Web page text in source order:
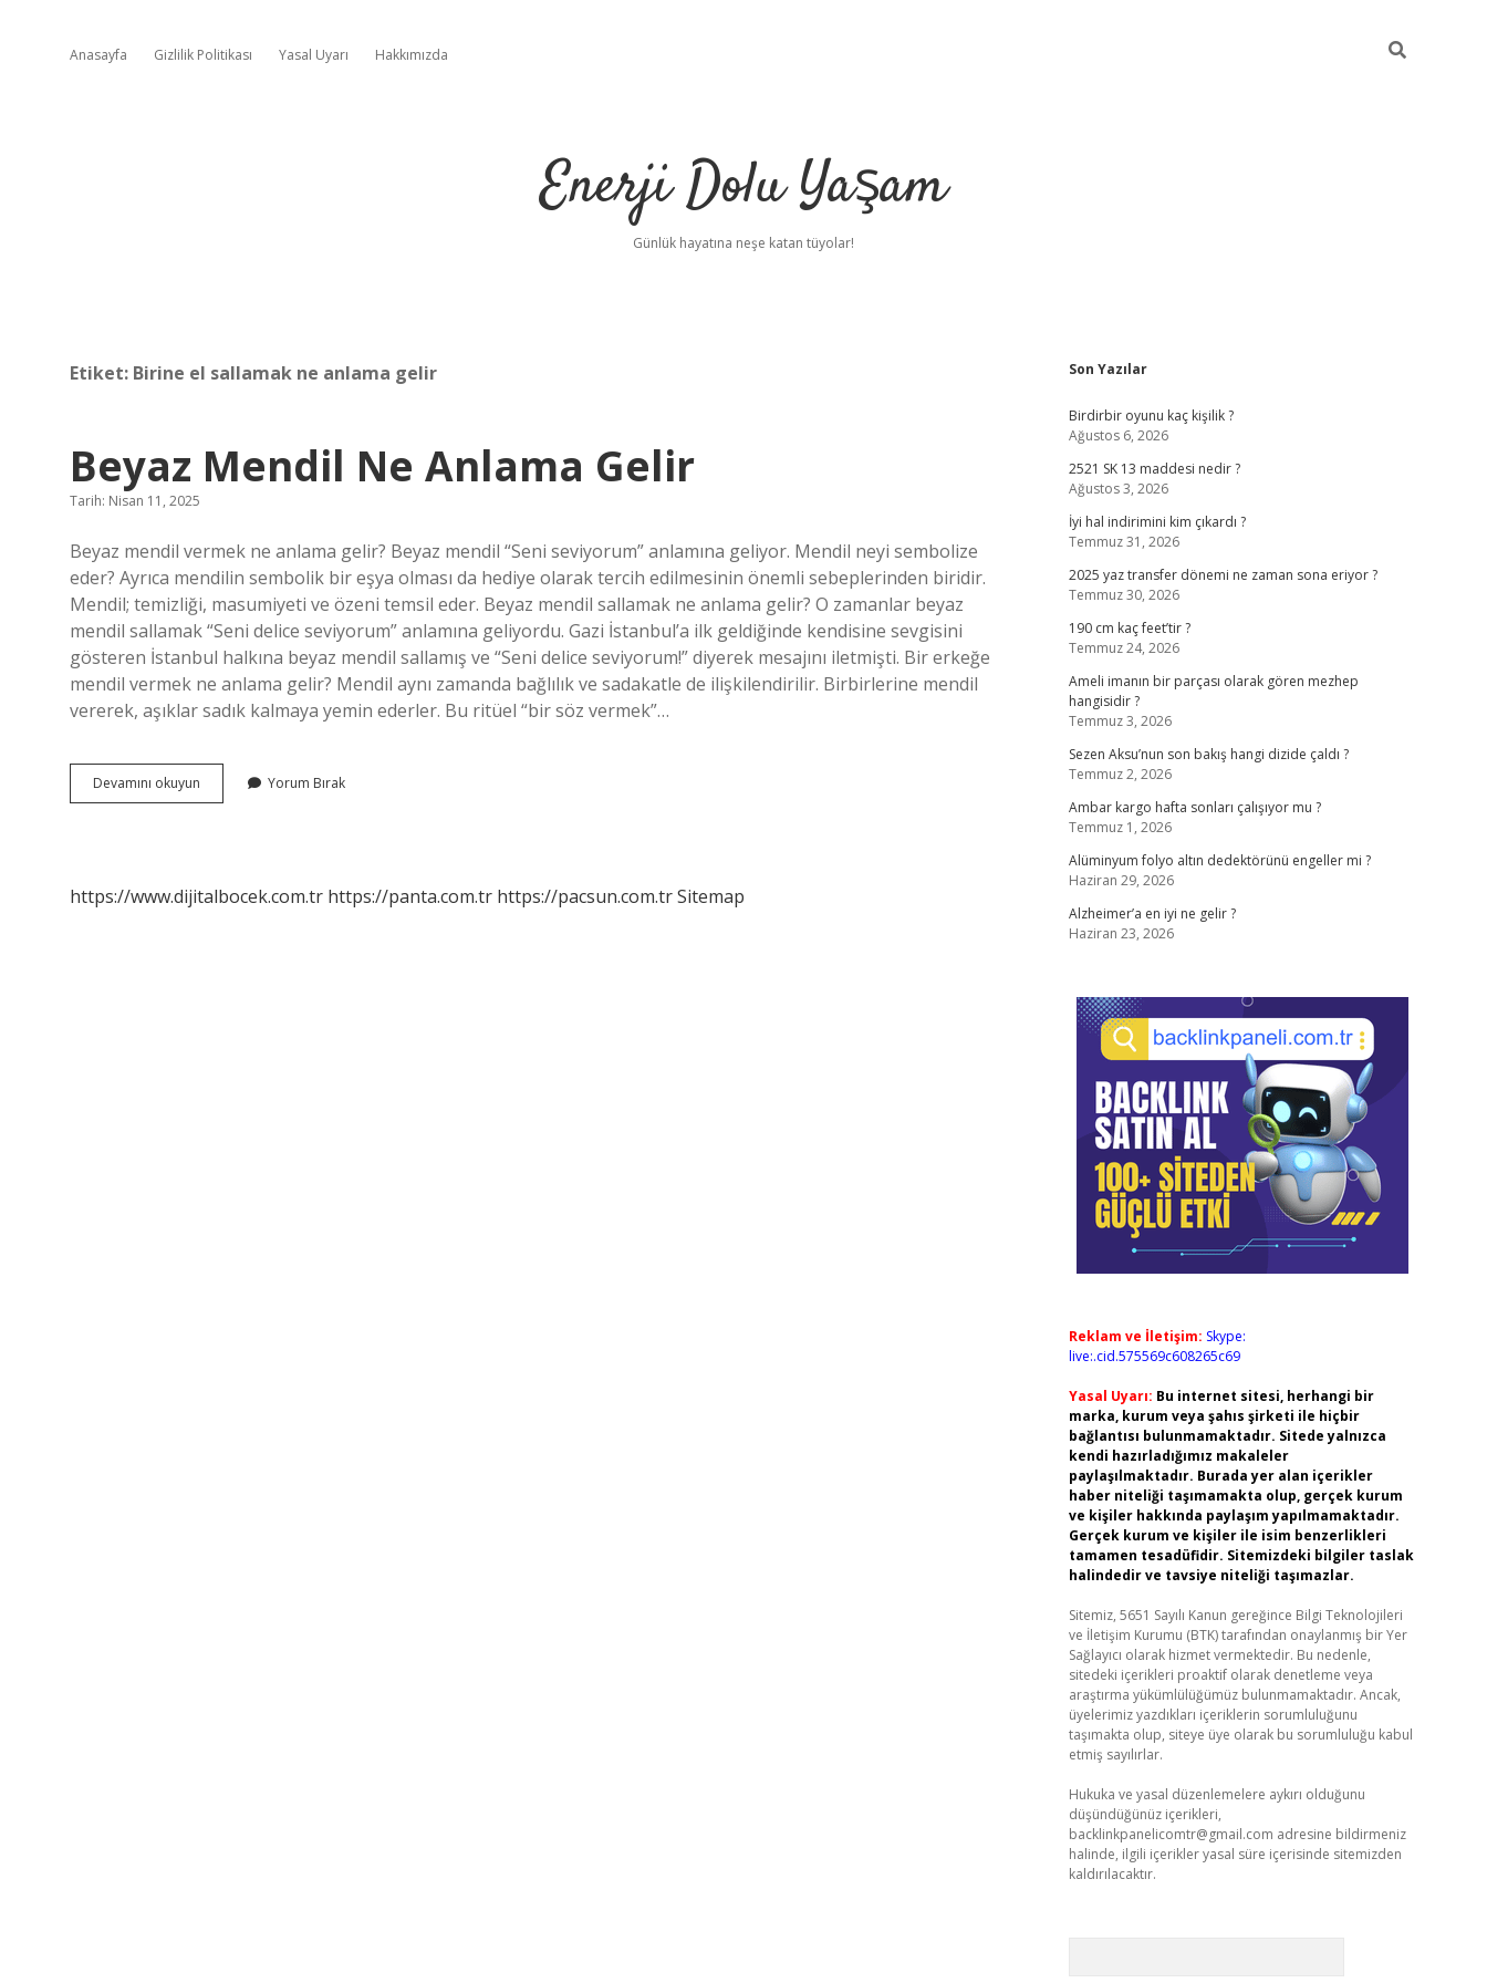
Anasayfa Gizlilik Politikası Yasal Uyarı Hakkımızda
Enerji Dolu Yaşam
Günlük hayatına neşe katan tüyolar!
Etiket: Birine el sallamak ne anlama gelir
Beyaz Mendil Ne Anlama Gelir
Tarih: Nisan 11, 2025
Beyaz mendil vermek ne anlama gelir? Beyaz mendil “Seni seviyorum” anlamına geliyor. Mendil neyi sembolize
eder? Ayrıca mendilin sembolik bir eşya olması da hediye olarak tercih edilmesinin önemli sebeplerinden biridir.
Mendil; temizliği, masumiyeti ve özeni temsil eder. Beyaz mendil sallamak ne anlama gelir? O zamanlar beyaz
mendil sallamak “Seni delice seviyorum” anlamına geliyordu. Gazi İstanbul’a ilk geldiğinde kendisine sevgisini
gösteren İstanbul halkına beyaz mendil sallamış ve “Seni delice seviyorum!” diyerek mesajını iletmişti. Bir erkeğe
mendil vermek ne anlama gelir? Mendil aynı zamanda bağlılık ve sadakatle de ilişkilendirilir. Birbirlerine mendil
vererek, aşıklar sadık kalmaya yemin ederler. Bu ritüel “bir söz vermek”…
Devamını okuyun
Mendil
Yorum Bırak
https://www.dijitalbocek.com.tr https://panta.com.tr https://pacsun.com.trSitemap
Sidebar
Son Yazılar
Birdirbir oyunu kaç kişilik ?
Ağustos 6, 2026
2521 SK 13 maddesi nedir ?
Ağustos 3, 2026
İyi hal indirimini kim çıkardı ?
Temmuz 31, 2026
2025 yaz transfer dönemi ne zaman sona eriyor ?
Temmuz 30, 2026
190 cm kaç feet’tir ?
Temmuz 24, 2026
Ameli imanın bir parçası olarak gören mezhep
hangisidir ?
Temmuz 3, 2026
Sezen Aksu’nun son bakış hangi dizide çaldı ?
Temmuz 2, 2026
Ambar kargo hafta sonları çalışıyor mu ?
Temmuz 1, 2026
Alüminyum folyo altın dedektörünü engeller mi ?
Haziran 29, 2026
Alzheimer’a en iyi ne gelir ?
Haziran 23, 2026
Reklam ve İletişim: Skype:
live:.cid.575569c608265c69
Yasal Uyarı: Bu internet sitesi, herhangi bir
marka, kurum veya şahıs şirketi ile hiçbir
bağlantısı bulunmamaktadır. Sitede yalnızca
kendi hazırladığımız makaleler
paylaşılmaktadır. Burada yer alan içerikler
haber niteliği taşımamakta olup, gerçek kurum
ve kişiler hakkında paylaşım yapılmamaktadır.
Gerçek kurum ve kişiler ile isim benzerlikleri
tamamen tesadüfidir. Sitemizdeki bilgiler taslak
halindedir ve tavsiye niteliği taşımazlar.
Sitemiz, 5651 Sayılı Kanun gereğince Bilgi Teknolojileri
ve İletişim Kurumu (BTK) tarafından onaylanmış bir Yer
Sağlayıcı olarak hizmet vermektedir. Bu nedenle,
sitedeki içerikleri proaktif olarak denetleme veya
araştırma yükümlülüğümüz bulunmamaktadır. Ancak,
üyelerimiz yazdıkları içeriklerin sorumluluğunu
taşımakta olup, siteye üye olarak bu sorumluluğu kabul
etmiş sayılırlar.
Hukuka ve yasal düzenlemelere aykırı olduğunu
düşündüğünüz içerikleri,
backlinkpanelicomtr@gmail.com adresine bildirmeniz
halinde, ilgili içerikler yasal süre içerisinde sitemizden
kaldırılacaktır.